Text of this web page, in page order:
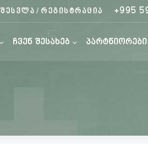
შესვლა / რეგისტრაცია +995
ჩვენ შესახებ პარტნიორები